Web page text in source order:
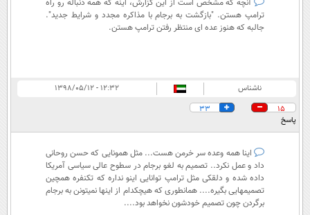
آنچه که مشخص است از این گزارش، اینه که همه دنباله رو راه
ترامپ هستن. "بازگشت به برجام با مذاکره مجدد و شرایط جدید".
جالبه که هنوز عده ای منتظر رفتن ترامپ هستن.
ناشناس
۱۲:۳۲ - ۱۳۹۸/۰۵/۱۲
15
33
پاسخ
اینا همه وعده سر خرمن هست... مثل همونایی که حسن روحانی
داد و عمل نکرد..‌ تصمیم به لغو برجام در سطوح عالی سیاسی آمریکا
داده شده و دلقکی مثل ترامپ توانایی اینو نداره که تکنفره همچین
تصمیمهایی بگیره.... همانطوری که هیچکدام از اینها نمیتونن به برجام
برگردن چون تصمیم خودشون نخواهد بود....